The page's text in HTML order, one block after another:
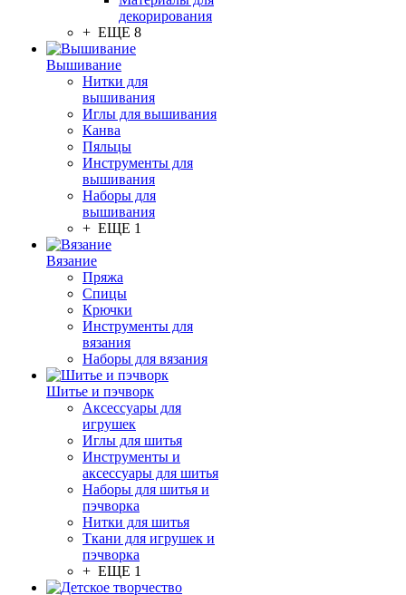
декорирования
+ ЕЩЕ 8
Вышивание
Нитки для
вышивания
Иглы для вышивания
Канва
Пяльцы
Инструменты для
вышивания
Наборы для
вышивания
+ ЕЩЕ 1
Вязание
Пряжа
Спицы
Крючки
Инструменты для
вязания
Наборы для вязания
Шитье и пэчворк
Аксессуары для
игрушек
Иглы для шитья
Инструменты и
аксессуары для шитья
Наборы для шитья и
пэчворка
Нитки для шитья
Ткани для игрушек и
пэчворка
+ ЕЩЕ 1